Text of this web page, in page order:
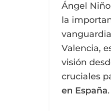
Ángel
la
Valencia,
visión
cruciales
en España.